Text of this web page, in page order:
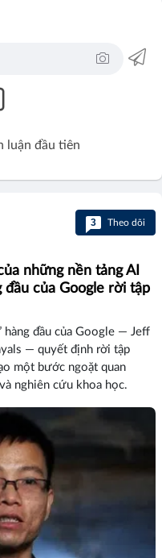
luận đầu tiên
3 Theo dõi
những nền tảng AI
đầu của Google rời tập
hàng đầu của Google — Jeff
— quyết định rời tập
một bước ngoặt quan
nghiên cứu khoa học.